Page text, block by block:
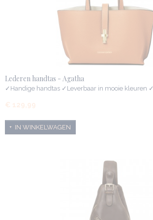
Lederen handtas - Agatha
✓Handige handtas ✓Leverbaar in mooie kleuren
€ 129,99
IN WINKELWAGEN